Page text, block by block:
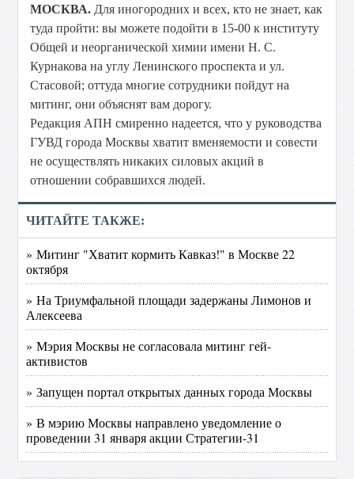
МОСКВА. Для иногородних и всех, кто не знает, как
туда пройти: вы можете подойти в 15-00 к институту
Общей и неорганической химии имени Н. С.
Курнакова на углу Ленинского проспекта и ул.
Стасовой; оттуда многие сотрудники пойдут на
митинг, они объяснят вам дорогу.
Редакция АПН смиренно надеется, что у руководства
ГУВД города Москвы хватит вменяемости и совести
не осуществлять никаких силовых акций в
отношении собравшихся людей.
ЧИТАЙТЕ ТАКЖЕ:
» Митинг "Хватит кормить Кавказ!" в Москве 22
октября
» На Триумфальной площади задержаны Лимонов и
Алексеева
» Мэрия Москвы не согласовала митинг гей-
активистов
» Запущен портал открытых данных города Москвы
» В мэрию Москвы направлено уведомление о
проведении 31 января акции Стратегии-31